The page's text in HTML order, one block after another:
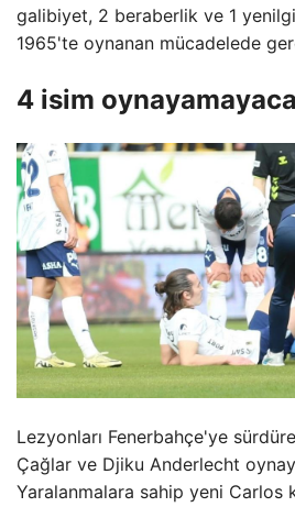
galibiyet, 2 beraberlik ve 1
1965'te oynanan mücadelede
4 isim
Lezyonları Fenerbahçe'ye
Çağlar ve Djiku Anderlecht
Yaralanmalara sahip yeni Carlos